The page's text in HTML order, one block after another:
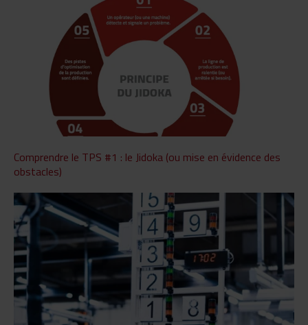
Comprendre le TPS #1 : le Jidoka (ou mise en évidence des
obstacles)